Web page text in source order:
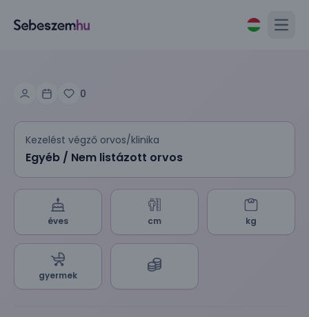
0
Kezelést végző orvos/klinika
Egyéb / Nem listázott orvos
éves cm kg
gyermek